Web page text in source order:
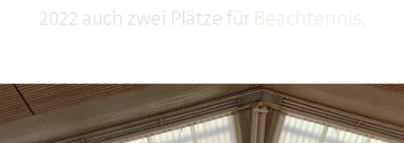
2022 auch zwei Plätze für Beachtennis.